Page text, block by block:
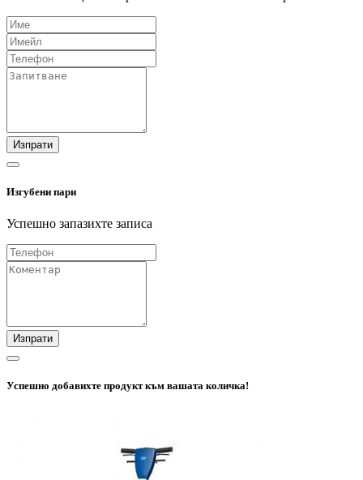
Изпрати
Изгубени пари
Успешно запазихте записа
Изпрати
Успешно добавихте продукт към вашата количка!